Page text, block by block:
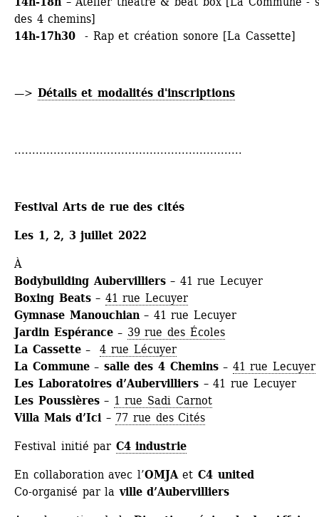
des 4 chemins]
14h-17h30 - Rap et création sonore [La Cassette]
—> Détails et modalités d'inscriptions
................................................................
Festival Arts de rue des cités
Les 1, 2, 3 juillet 2022
À
Bodybuilding Aubervilliers – 41 rue Lecuyer
Boxing Beats – 41 rue Lecuyer
Gymnase Manouchian– 41 rue Lecuyer
Jardin Espérance – 39 rue des Écoles
La Cassette – 4 rue Lécuyer
La Commune – salle des 4 Chemins – 41 rue Lecuyer
Les Laboratoires d’Aubervilliers – 41 rue Lecuyer
Les Poussières – 1 rue Sadi Carnot
Villa Mais d’Ici – 77 rue des Cités
Festival initié par C4 industrie
En collaboration avec l’OMJAet C4 united
Co-organisé par la ville d’Aubervilliers